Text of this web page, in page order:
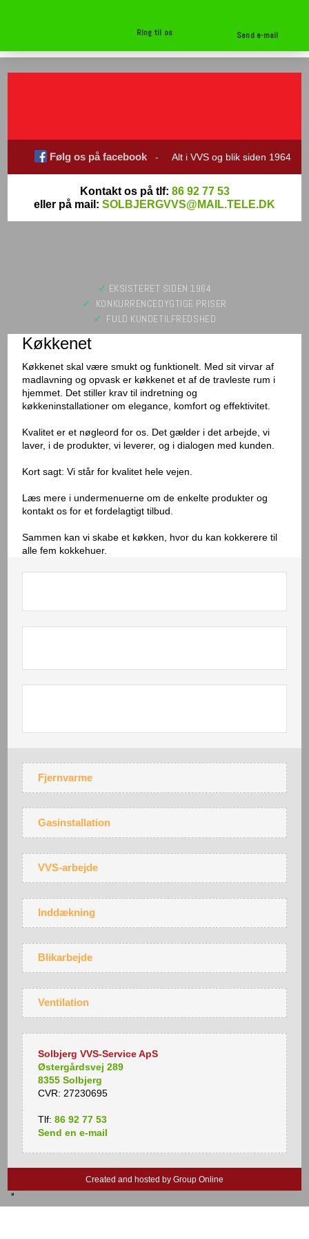
Følg os på facebook - Alt i VVS og blik siden 1964
Kontakt os på tlf: 86 92 77 53
eller på mail: SOLBJERGVVS@MAIL.TELE.DK
Ring til os Send e-mail
✓ ​ EKSISTERET SIDEN 1964
✓
​ KONKURRENCEDYGTIGE PRISER
✓ FULD KUNDETILFREDSHED​​
Køkkenet
Køkkenet skal være smukt og funktionelt. Med sit virvar af
madlavning og opvask er køkkenet et af de travleste rum i
hjemmet. Det stiller krav til indretning og
køkkeninstallationer om elegance, komfort og effektivitet.
Kvalitet er et nøgleord for os. Det gælder i det arbejde, vi
laver, i de produkter, vi leverer, og i dialogen med kunden.
Kort sagt: Vi står for kvalitet hele vejen.
Læs mere i undermenuerne om de enkelte produkter og
kontakt os for et fordelagtigt tilbud.
Sammen kan vi skabe et køkken, hvor du kan kokkerere til
alle fem kokkehuer.
Fjernvarme
Gasinstallation
VVS-arbejde
Inddækning
Blikarbejde
Ventilation
Solbjerg VVS-Service ApS
Østergårdsvej 289
8355 Solbjerg
CVR: 27230695
Tlf: 86 92 77 53
Send en​ e​-​mail
Created and hosted by Group Online